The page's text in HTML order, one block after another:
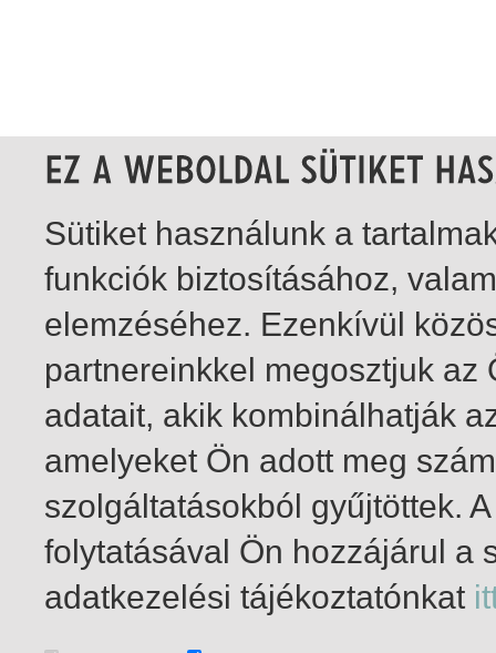
1-1 / total 1 hit
Sütiket használunk a
funkciók biztosításához,
elemzéséhez. Ezenkívül
partnereinkkel megosztjuk
adatait, akik kombinálhatják
amelyeket Ön adott meg
szolgáltatásokból gyűjtöttek.
folytatásával Ön hozzájárul a
adatkezelési tájékoztatónkat